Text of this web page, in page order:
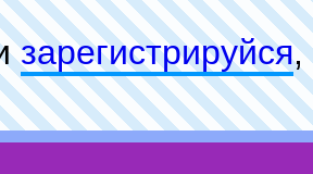
зарeгиcтpируйся,